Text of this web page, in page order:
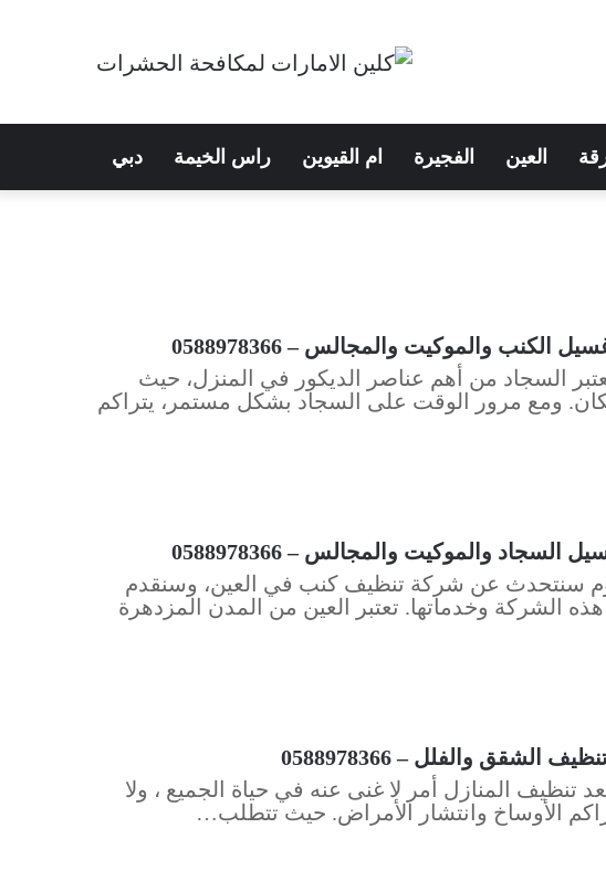
دبي راس الخيمة ام القيوين الفجيرة العين
والموكيت والمجالس – 0588978366
السجاد من أهم عناصر الديكور في المنزل، حيث
ومع مرور الوقت على السجاد بشكل مستمر، يتراكم
والموكيت والمجالس – 0588978366
سنتحدث عن شركة تنظيف كنب في العين، وسنقدم
الشركة وخدماتها. تعتبر العين من المدن المزدهرة
والفلل – 0588978366
تنظيف المنازل أمر لا غنى عنه في حياة الجميع ، ولا
الأوساخ وانتشار الأمراض. حيث تتطلب…